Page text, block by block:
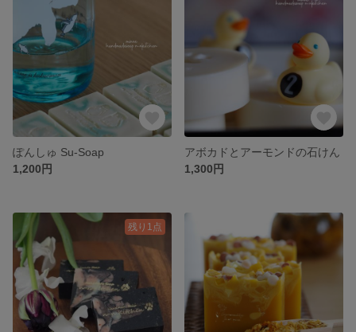
ぽんしゅ Su-Soap
1,200円
アボカドとアーモンドの石けん
1,300円
残り1点